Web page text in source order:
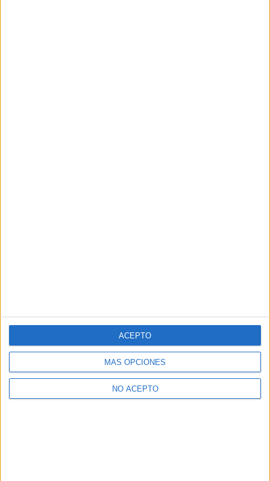
MÁS OPCIONES
NO ACEPTO
ACEPTO